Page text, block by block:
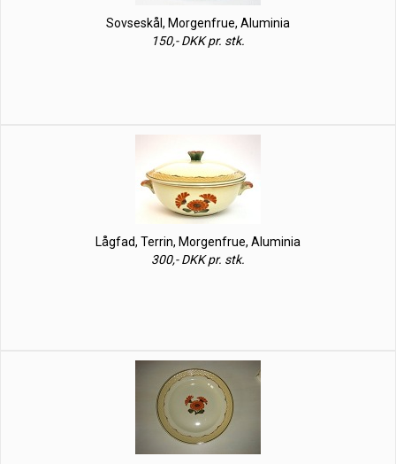
Sovseskål, Morgenfrue, Aluminia
150,- DKK pr. stk.
Lågfad, Terrin, Morgenfrue, Aluminia
300,- DKK pr. stk.